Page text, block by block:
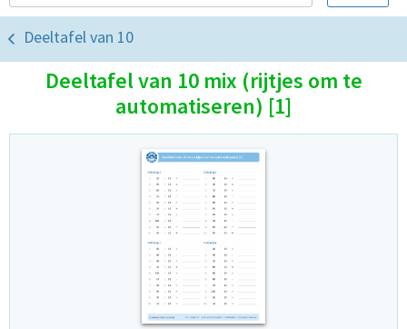
Deeltafel van 10
Deeltafel van 10 mix (rijtjes om te
automatiseren) [1]